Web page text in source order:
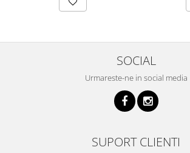
SOCIAL
Urmareste-ne in social media
SUPORT CLIENTI